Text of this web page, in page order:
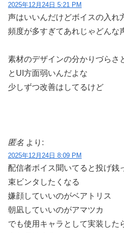
2025年12月24日 5:21 PM
声はいいんだけどボイスの入れ
頻度が多すぎてあれじゃどんな
素材のデザインの分かりづらさ
とUI方面弱いんだよな
少しずつ改善はしてるけど
匿名 より:
2025年12月24日 8:09 PM
配信者ボイス聞いてると投げ銭
束ビンタしたくなる
嫌顔していいのがベアトリス
朝凪していいのがアマツカ
でも使用キャラとして実装した